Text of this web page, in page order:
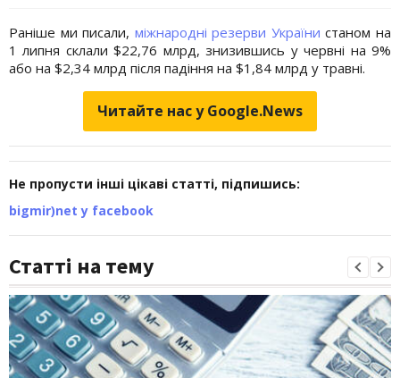
Раніше ми писали, міжнародні резерви України станом на
1 липня склали $22,76 млрд, знизившись у червні на 9%
або на $2,34 млрд після падіння на $1,84 млрд у травні.
Читайте нас у Google.News
Не пропусти інші цікаві статті, підпишись:
bigmir)net у facebook
Статті на тему